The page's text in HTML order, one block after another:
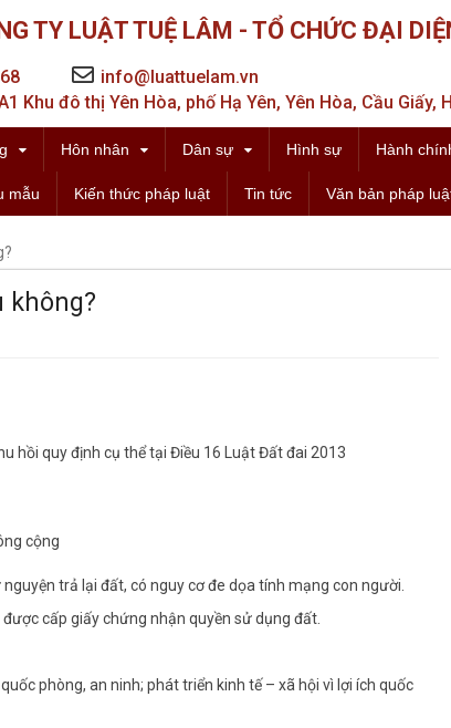
TY LUẬT TUỆ LÂM - TỔ CHỨC ĐẠI
info@luattuelam.vn
Khu đô thị Yên Hòa, phố Hạ Yên, Yên Hòa, Cầu Giấy,
Hôn nhân Dân sự Hình sự Hành
mẫu Kiến thức pháp luật Tin tức Văn bản pháp
không?
hồi quy định cụ thể tại Điều 16 Luật Đất đai 2013
cộng
trả lại đất, có nguy cơ đe dọa tính mạng con người.
cấp giấy chứng nhận quyền sử dụng đất.
phòng, an ninh; phát triển kinh tế – xã hội vì lợi ích quốc